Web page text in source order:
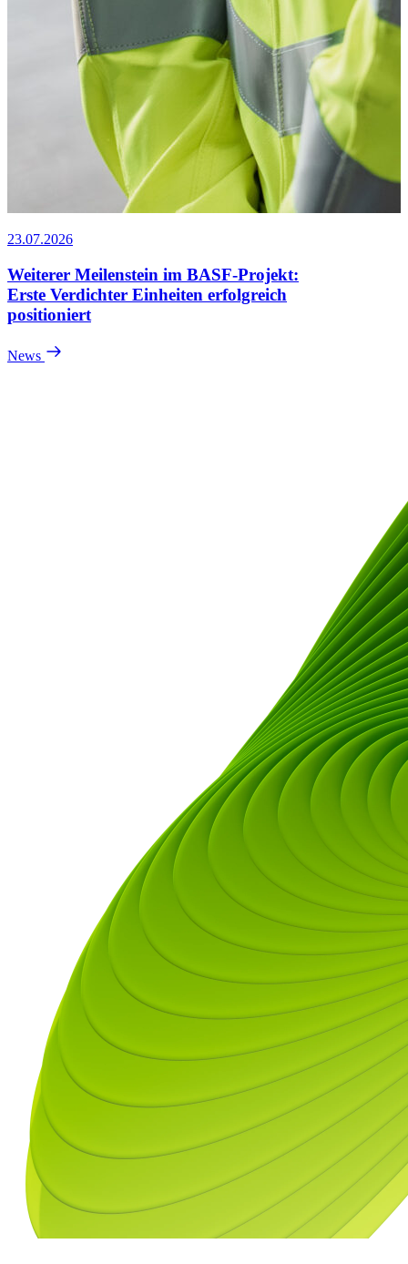
23.07.2026
Weiterer Meilenstein im BASF-Projekt:
Erste Verdichter Einheiten erfolgreich
positioniert
News